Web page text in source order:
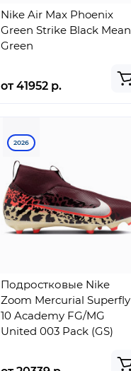
Nike Air Max Phoenix
Green Strike Black Mean
Green
от 41952 р.
2026
Подростковые Nike
Zoom Mercurial Superfly
10 Academy FG/MG
United 003 Pack (GS)